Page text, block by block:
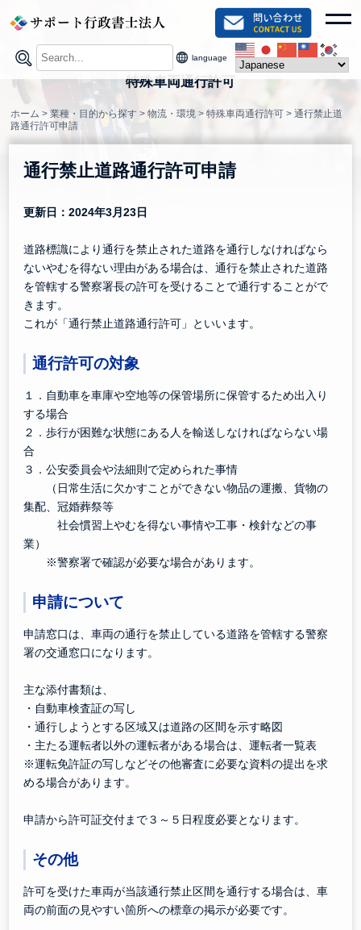
content
language
特殊車両通行許可
ホーム >業種・目的から探す >物流・環境 >特殊車両通行許可 >通行禁止道
路通行許可申請
通行禁止道路通行許可申請
更新日：2024年3月23日
道路標識により通行を禁止された道路を通行しなければなら
ないやむを得ない理由がある場合は、通行を禁止された道路
を管轄する警察署長の許可を受けることで通行することがで
きます。
これが「通行禁止道路通行許可」といいます。
通行許可の対象
１．自動車を車庫や空地等の保管場所に保管するため出入り
する場合
２．歩行が困難な状態にある人を輸送しなければならない場
合
３．公安委員会や法細則で定められた事情
（日常生活に欠かすことができない物品の運搬、貨物の
集配、冠婚葬祭等
社会慣習上やむを得ない事情や工事・検針などの事
業）
※警察署で確認が必要な場合があります。
申請について
申請窓口は、車両の通行を禁止している道路を管轄する警察
署の交通窓口になります。
主な添付書類は、
・自動車検査証の写し
・通行しようとする区域又は道路の区間を示す略図
・主たる運転者以外の運転者がある場合は、運転者一覧表
※運転免許証の写しなどその他審査に必要な資料の提出を求
める場合があります。
申請から許可証交付まで３～５日程度必要となります。
その他
許可を受けた車両が当該通行禁止区間を通行する場合は、車
両の前面の見やすい箇所への標章の掲示が必要です。